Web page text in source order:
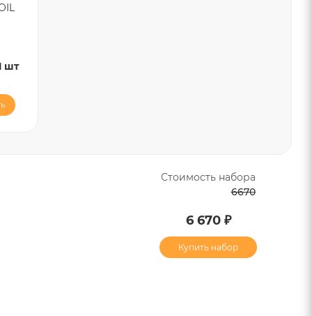
шт
Стоимость набора
6670
6 670 ₽
Купить набор